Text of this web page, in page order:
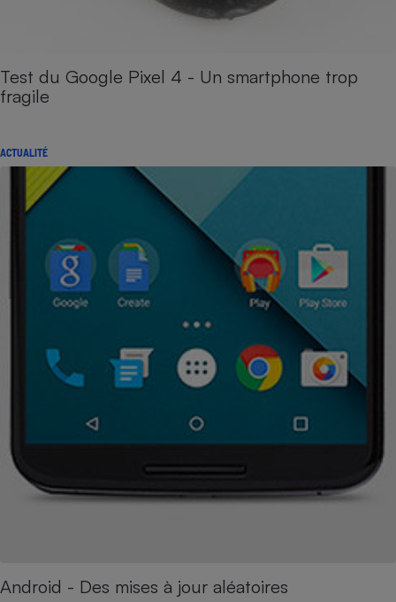
Test du Google Pixel 4 - Un smartphone trop
fragile
ACTUALITÉ
Android - Des mises à jour aléatoires